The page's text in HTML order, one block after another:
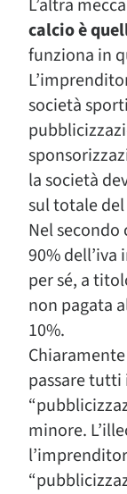
L’altra
calcio è
funziona in
società
la società
sul totale
Nel secondo
90%
per sé, a
non pagata
10%.
passare
minore.